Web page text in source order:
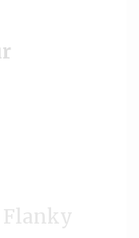
Flanky